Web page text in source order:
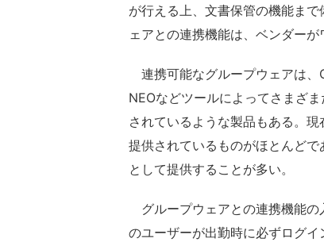
が行える上、文書保管の機能ま
ェアとの連携機能は、ベンダー
連携可能なグループウェアは
NEOなどツールによってさまざ
されているような製品もある。
提供されているものがほとんど
として提供することが多い。
グループウェアとの連携機能の
のユーザーが出勤時に必ずログ